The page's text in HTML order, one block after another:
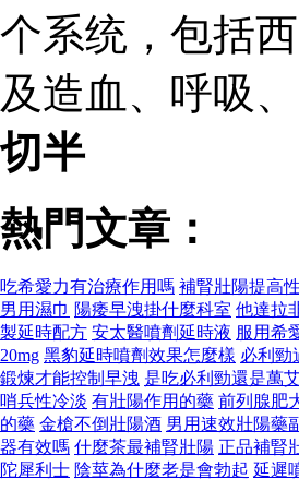
个系统，包括
及造血、呼吸
切半
熱門文章：
吃希愛力有治療作用嗎 補腎壯陽提高
男用濕巾 陽痿早洩掛什麼科室 他達拉
製延時配方 安太醫噴劑延時液 服用希
20mg 黑豹延時噴劑效果怎麼樣 必利勁
鍛煉才能控制早洩 是吃必利勁還是萬
哨兵性冷淡 有壯陽作用的藥 前列腺肥
的藥 金槍不倒壯陽酒 男用速效壯陽藥
器有效嗎 什麼茶最補腎壯陽 正品補腎
陀犀利士 陰莖為什麼老是會勃起 延遲